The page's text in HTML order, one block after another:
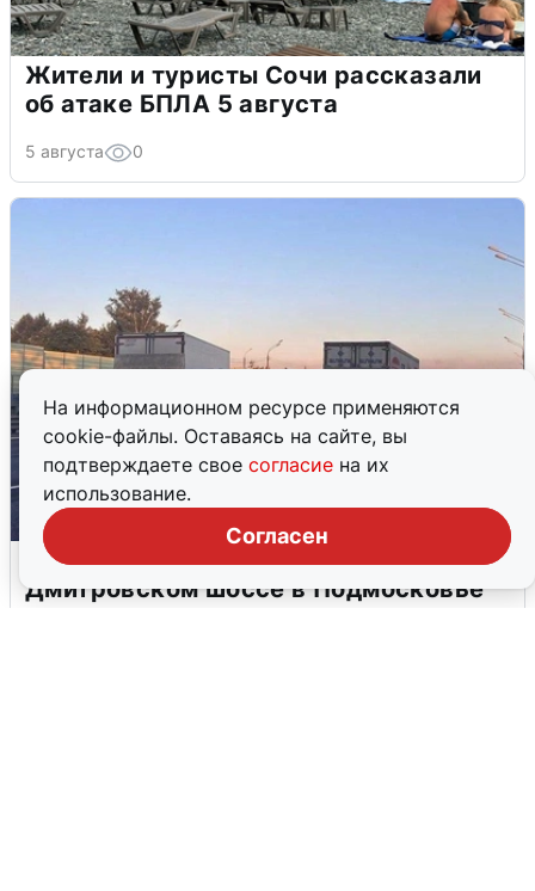
На информационном ресурсе применяются
cookie-файлы. Оставаясь на сайте, вы
подтверждаете свое согласие на их
использование.
Согласен
Жители и туристы Сочи рассказали
об атаке БПЛА 5 августа
5 августа 0
Пять машин столкнулись на
Дмитровском шоссе в Подмосковье